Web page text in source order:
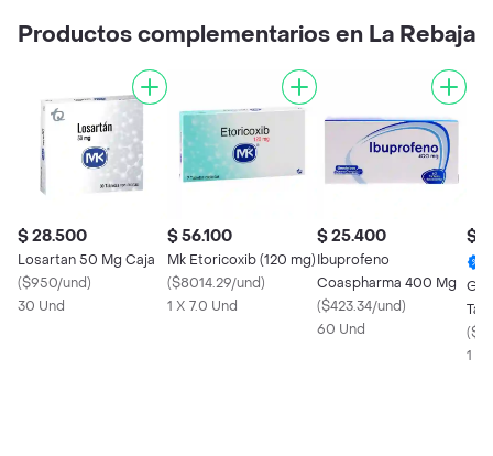
Productos complementarios en La Rebaja
$ 28.500
Losartan 50 Mg Caja
($950/und)
30 Und
$ 56.100
Mk Etoricoxib (120 mg)
($8014.29/und)
1 X 7.0 Und
$ 25.400
Ibuprofeno
Coaspharma 400 Mg
($423.34/und)
60 Und
$
(
1 X